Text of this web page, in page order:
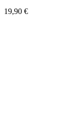
19,90 €